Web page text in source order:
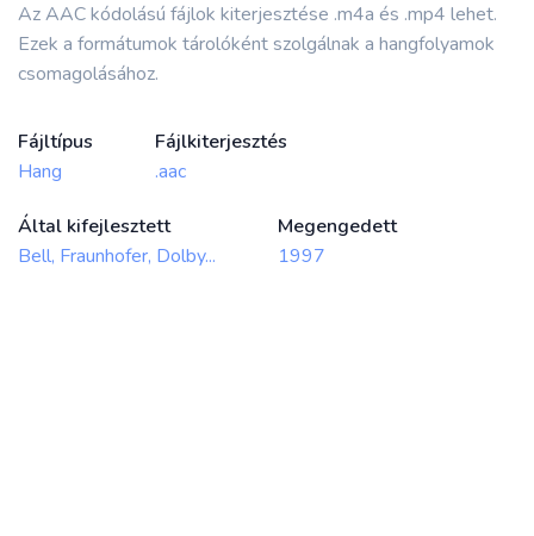
Az AAC kódolású fájlok kiterjesztése .m4a és .mp4 lehet.
Ezek a formátumok tárolóként szolgálnak a hangfolyamok
csomagolásához.
Fájltípus
Hang
Fájlkiterjesztés
.aac
Által kifejlesztett
Bell, Fraunhofer, Dolby...
Megengedett
1997